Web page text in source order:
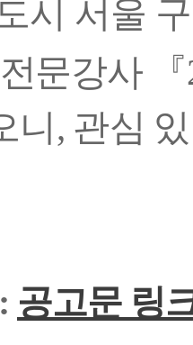
시 서울
문강사
『
니, 관심
공고문 링